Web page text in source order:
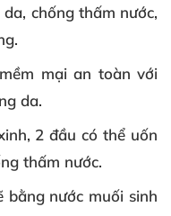
chống thấm nước,
mại an toàn với
da.
2 đầu có thể uốn
thấm nước.
bằng nước muối sinh